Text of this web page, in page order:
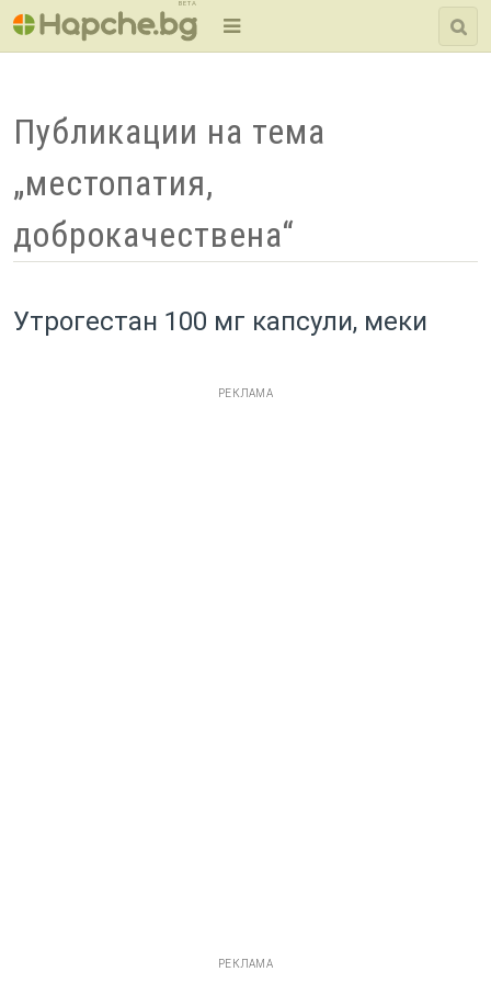
BETA
Публикации на тема
„местопатия,
доброкачествена“
Утрогестан 100 мг капсули, меки
РЕКЛАМА
РЕКЛАМА